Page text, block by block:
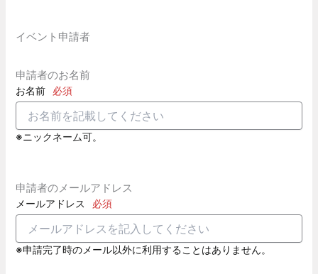
イベント申請者
申請者のお名前
お名前 必須
※ニックネーム可。
申請者のメールアドレス
メールアドレス 必須
※申請完了時のメール以外に利用することはありません。